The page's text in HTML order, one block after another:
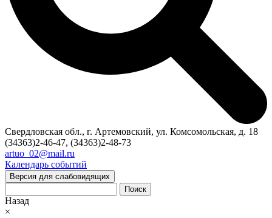
Свердловская обл., г. Артемовский, ул. Комсомольская, д. 18
(34363)2-46-47, (34363)2-48-73
artuo_02@mail.ru
Календарь событий
Версия для слабовидящих
Поиск
Назад
×